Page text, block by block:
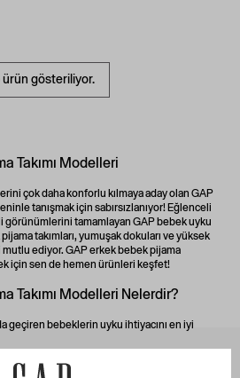
ürün gösteriliyor.
Takımı Modelleri
çok daha konforlu kılmaya aday olan GAP
tanışmak için sabırsızlanıyor! Eğlenceli
görünümlerini tamamlayan GAPbebek uyku
takımları, yumuşak dokuları ve yüksek
ediyor. GAP erkek bebek pijama
için sen de hemen ürünleri keşfet!
Takımı Modelleri Nelerdir?
geçiren bebeklerin uyku ihtiyacını en iyi
çok daha rahat ve huzurlu bir şekilde
bu pijamalar, desenli ve renkli modellerinin